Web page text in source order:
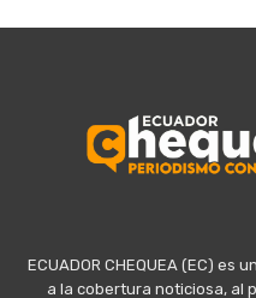
ECUADOR CHEQUEA (EC) es
a la cobertura noticiosa, al